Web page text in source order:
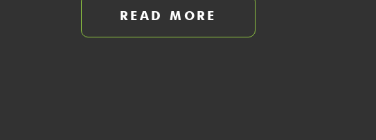
READ MORE